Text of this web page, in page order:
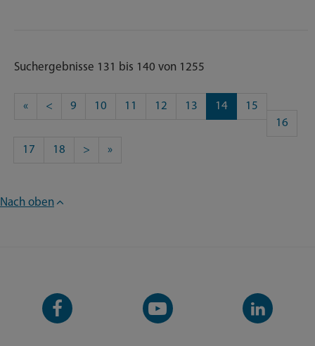
Suchergebnisse 131 bis 140 von 1255
« < 9 10 11 12 13 14
15
16
17 18 > »
Nach oben
Facebook-
Seite
YouTube-
Kanal
LinkedIn-
Kanal